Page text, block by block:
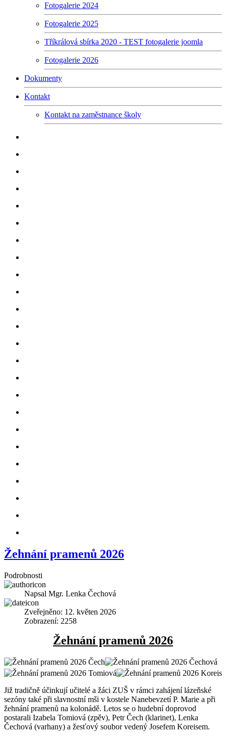
Fotogalerie 2024
Fotogalerie 2025
Tříkrálová sbírka 2020 - TEST fotogalerie joomla
Fotogalerie 2026
Dokumenty
Kontakt
Kontakt na zaměstnance školy
Žehnání pramenů 2026
Podrobnosti
Napsal Mgr. Lenka Čechová
Zveřejněno: 12. květen 2026
Zobrazení: 2258
Žehnání pramenů 2026
Již tradičně účinkují učitelé a žáci ZUŠ v rámci zahájení lázeňské
sezóny také při slavnostní mši v kostele Nanebevzetí P. Marie a při
žehnání pramenů na kolonádě. Letos se o hudební doprovod
postarali Izabela Tomiová (zpěv), Petr Čech (klarinet), Lenka
Čechová (varhany) a žesťový soubor vedený Josefem Koreisem.